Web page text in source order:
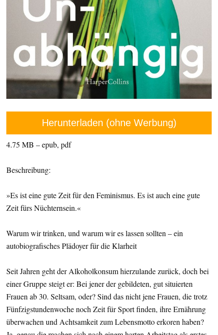
Herunterladen (ohne Werbung)
4.75 MB – epub, pdf
Beschreibung:
»Es ist eine gute Zeit für den Feminismus. Es ist auch eine gute
Zeit fürs Nüchternsein.«
Warum wir trinken, und warum wir es lassen sollten – ein
autobiografisches Plädoyer für die Klarheit
Seit Jahren geht der Alkoholkonsum hierzulande zurück, doch bei
einer Gruppe steigt er: Bei jener der gebildeten, gut situierten
Frauen ab 30. Seltsam, oder? Sind das nicht jene Frauen, die trotz
Fünfzigstundenwoche noch Zeit für Sport finden, ihre Ernährung
überwachen und Achtsamkeit zum Lebensmotto erkoren haben?